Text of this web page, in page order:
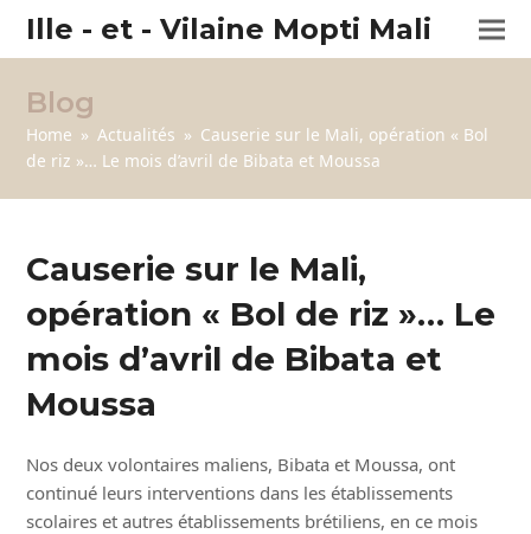
Ille - et - Vilaine Mopti Mali
Blog
Home » Actualités » Causerie sur le Mali, opération « Bol
de riz »… Le mois d’avril de Bibata et Moussa
Causerie sur le Mali,
opération « Bol de riz »… Le
mois d’avril de Bibata et
Moussa
Nos deux volontaires maliens, Bibata et Moussa, ont
continué leurs interventions dans les établissements
scolaires et autres établissements brétiliens, en ce mois